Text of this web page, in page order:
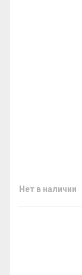
Нет в наличии